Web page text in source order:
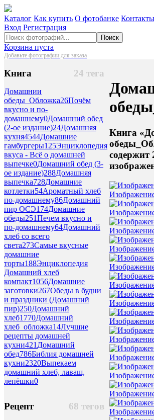
Каталог Как купить О фотобанке Контакты
Вход Регистрация
Поиск
Корзина пуста
Добавьте фотографии для заказа
24 тега
Книга
Домашнии
обеды_Обложка26Почём
вкусно и по-
домашнему0Домашний обед
(2-ое издание)24Домашняя
кухня4544Домашние
гамбургеры125Энциклопедия
вкуса - Всё о домашней
выпечке0Домашний обед (3-
ое издание)288Домашняя
выпечка728Домашние
котлетки54Ароматный хлеб
по-домашнему86Домашний
пир ОСЭ174Домашние
обеды251Печем вкусно и
по-домашнему64Домашний
хлеб со всего
света273Самые вкусные
домашние
торты188Энциклопедия
Домашний хлеб
компакт1056Домашние
заготовки267Обеды в будни
и праздники (Домашний
пир)250Домашний
хлеб1770Домашний
хлеб_обложка14Лучшие
рецепты домашней
кухни421Домашний
обед786Библия домашней
кухни2320Выпекаем
домашний хлеб, лаваш,
лепёшки0
68 тегов
Рецепт
Книга
содержит